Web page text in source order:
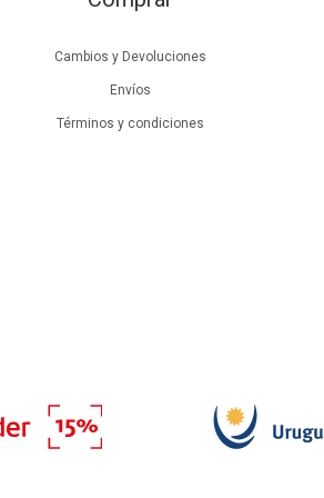
Cambios y Devoluciones
Envíos
Términos y condiciones